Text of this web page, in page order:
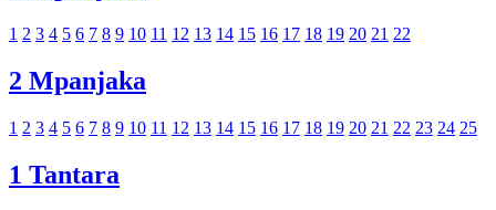
1 2 3 4 5 6 7 8 9 10 11 12 13 14 15 16 17 18 19 20 21 22
2 Mpanjaka
1 2 3 4 5 6 7 8 9 10 11 12 13 14 15 16 17 18 19 20 21 22 23 24 25
1 Tantara